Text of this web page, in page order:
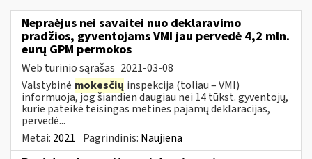
Nepraėjus nei savaitei nuo deklaravimo
pradžios, gyventojams VMI jau pervedė 4,2 mln.
eurų GPM permokos
Web turinio sąrašas 2021-03-08
Valstybinė mokesčių inspekcija (toliau – VMI)
informuoja, jog šiandien daugiau nei 14 tūkst. gyventojų,
kurie pateikė teisingas metines pajamų deklaracijas,
pervedė...
Metai: 2021 Pagrindinis: Naujiena